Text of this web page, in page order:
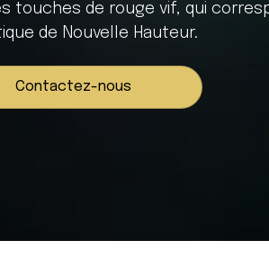
touches de rouge vif, qui
de Nouvelle Hauteur.
Contactez-nous